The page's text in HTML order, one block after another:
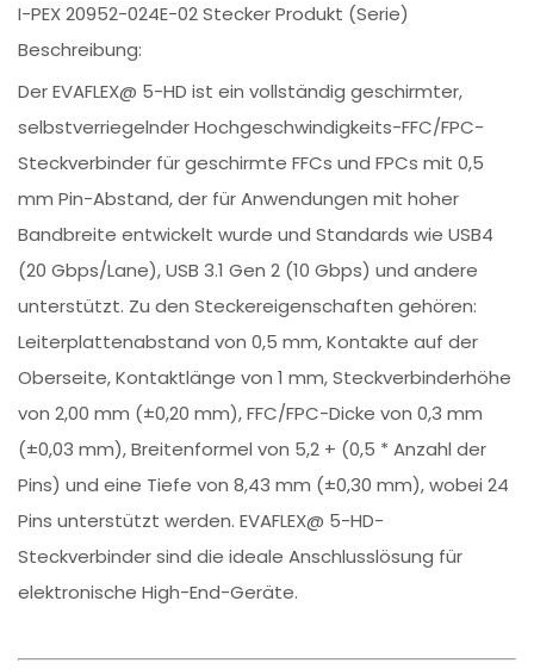
I-PEX 20952-024E-02 Stecker Produkt (Serie)
Beschreibung:
Der EVAFLEX@ 5-HD ist ein vollständig geschirmter,
selbstverriegelnder Hochgeschwindigkeits-FFC/FPC-
Steckverbinder für geschirmte FFCs und FPCs mit 0,5
mm Pin-Abstand, der für Anwendungen mit hoher
Bandbreite entwickelt wurde und Standards wie USB4
(20 Gbps/Lane), USB 3.1 Gen 2 (10 Gbps) und andere
unterstützt. Zu den Steckereigenschaften gehören:
Leiterplattenabstand von 0,5 mm, Kontakte auf der
Oberseite, Kontaktlänge von 1 mm, Steckverbinderhöhe
von 2,00 mm (±0,20 mm), FFC/FPC-Dicke von 0,3 mm
(±0,03 mm), Breitenformel von 5,2 + (0,5 * Anzahl der
Pins) und eine Tiefe von 8,43 mm (±0,30 mm), wobei 24
Pins unterstützt werden. EVAFLEX@ 5-HD-
Steckverbinder sind die ideale Anschlusslösung für
elektronische High-End-Geräte.